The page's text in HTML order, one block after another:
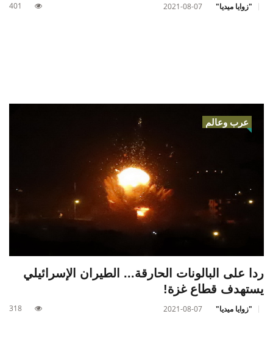
"زوايا ميديا" 2021-08-07
401
عرب وعالم
ردا على البالونات الحارقة... الطيران الإسرائيلي
يستهدف قطاع غزة!
"زوايا ميديا" 2021-08-07
318